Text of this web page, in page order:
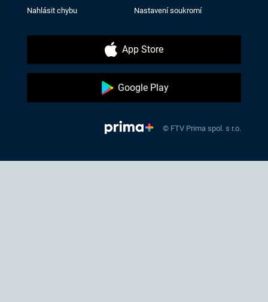
Nahlásit chybu Nastavení soukromí
App Store
Google Play
© FTV Prima spol. s r.o.